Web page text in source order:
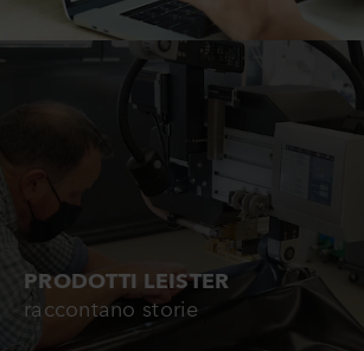
PRODOTTI LEISTER
raccontano storie